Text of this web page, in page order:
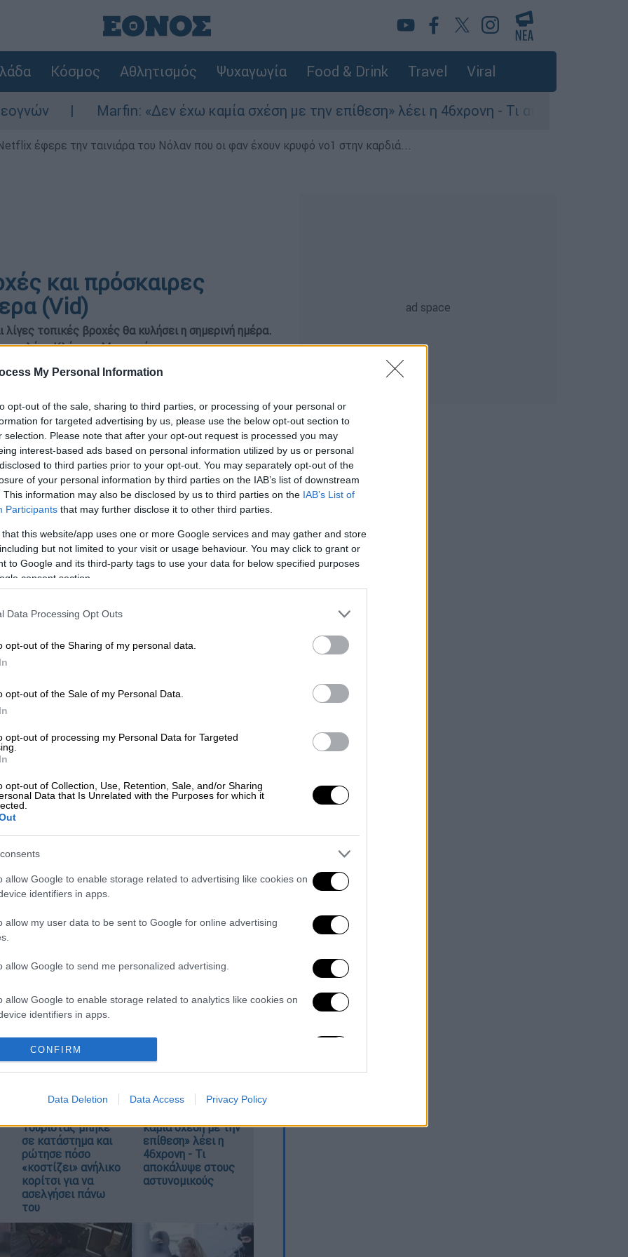
My Personal Information
opt-out of the sale, sharing to third parties, or processing of your personal or
for targeted advertising by us, please use the below opt-out section to
selection. Please note that after your opt-out request is processed you may
interest-based ads based on personal information utilized by us or personal
to third parties prior to your opt-out. You may separately opt-out of the
of your personal information by third parties on the IAB’s list of downstream
This information may also be disclosed by us to third parties on the IAB’s List of
Participants that may further disclose it to other third parties.
that this website/app uses one or more Google services and may gather and store
but not limited to your visit or usage behaviour. You may click to grant or
to Google and its third-party tags to use your data for below specified purposes
consent section.
Data Processing Opt Outs
opt-out of the Sharing of my personal data.
opt-out of the Sale of my Personal Data.
opt-out of processing my Personal Data for Targeted
opt-out of Collection, Use, Retention, Sale, and/or Sharing
Data that Is Unrelated with the Purposes for which it
allow Google to enable storage related to advertising like cookies on
identifiers in apps.
allow my user data to be sent to Google for online advertising
allow Google to send me personalized advertising.
allow Google to enable storage related to analytics like cookies on
identifiers in apps.
functionality and fraud prevention, and other user protection.
CONFIRM
Data Deletion Data Access Privacy Policy
Κόσμος Αθλητισμός Ψυχαγωγία Food & Drink Travel Viral
Marfin: «Δεν έχω καμία σχέση με την επίθεση» λέει η 46χρονη - Τι αποκάλυψε στους
έφερε την ταινιάρα του Νόλαν που οι φαν έχουν κρυφό νο1 στην καρδιά...
και πρόσκαιρες
(Vid)
τοπικές βροχές θα κυλήσει η σημερινή ημέρα.
Κλέαρχο Μαρουσάκη.
το ΕΘΝΟΣ στη Google
video
Τουρίστας μπήκε
σε κατάστημα και
ρώτησε πόσο
«κοστίζει» ανήλικο
κορίτσι για να
ασελγήσει πάνω
του
καμία σχέση με την
επίθεση» λέει η
46χρονη - Τι
αποκάλυψε στους
αστυνομικούς